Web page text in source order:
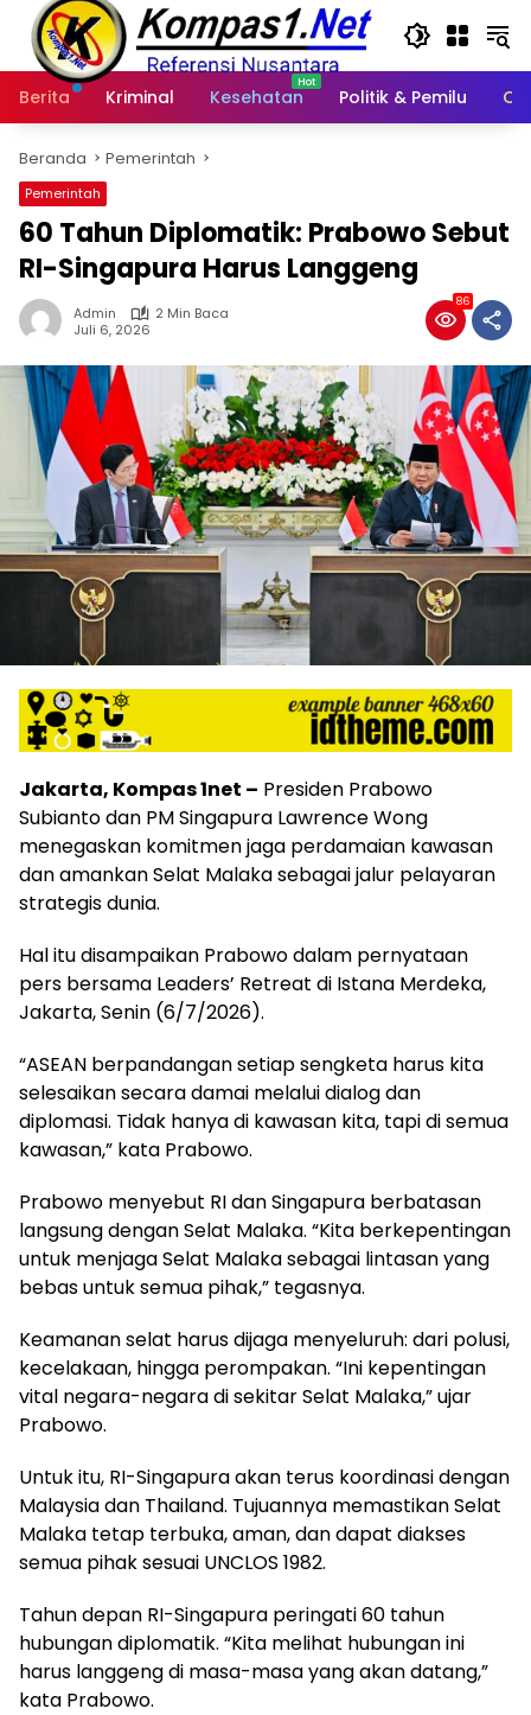
Langsung
konten
Berita
Kriminal Kesehatan Politik & Pemilu
Beranda Pemerintah
Pemerintah
60 Tahun Diplomatik: Prabowo Sebut
RI-Singapura Harus Langgeng
Admin
2 Min Baca
Juli 6, 2026
86
Jakarta, Kompas 1net – Presiden Prabowo
Subianto dan PM Singapura Lawrence Wong
menegaskan komitmen jaga perdamaian kawasan
dan amankan Selat Malaka sebagai jalur pelayaran
strategis dunia.
Hal itu disampaikan Prabowo dalam pernyataan
pers bersama Leaders’ Retreat di Istana Merdeka,
Jakarta, Senin (6/7/2026).
“ASEAN berpandangan setiap sengketa harus kita
selesaikan secara damai melalui dialog dan
diplomasi. Tidak hanya di kawasan kita, tapi di semua
kawasan,” kata Prabowo.
Prabowo menyebut RI dan Singapura berbatasan
langsung dengan Selat Malaka. “Kita berkepentingan
untuk menjaga Selat Malaka sebagai lintasan yang
bebas untuk semua pihak,” tegasnya.
Keamanan selat harus dijaga menyeluruh: dari polusi,
kecelakaan, hingga perompakan. “Ini kepentingan
vital negara-negara di sekitar Selat Malaka,” ujar
Prabowo.
Untuk itu, RI-Singapura akan terus koordinasi dengan
Malaysia dan Thailand. Tujuannya memastikan Selat
Malaka tetap terbuka, aman, dan dapat diakses
semua pihak sesuai UNCLOS 1982.
Tahun depan RI-Singapura peringati 60 tahun
hubungan diplomatik. “Kita melihat hubungan ini
harus langgeng di masa-masa yang akan datang,”
kata Prabowo.